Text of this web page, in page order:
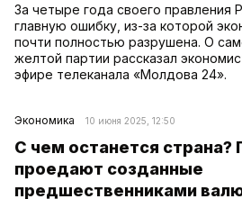
За четыре года своего правления
главную ошибку, из-за которой
почти полностью разрушена. О
желтой партии рассказал
эфире телеканала «Молдова 24».
Экономика 10 июня 2025, 12:50
С чем останется страна?
проедают созданные
предшественниками